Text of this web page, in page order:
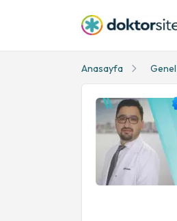
Anasayfa